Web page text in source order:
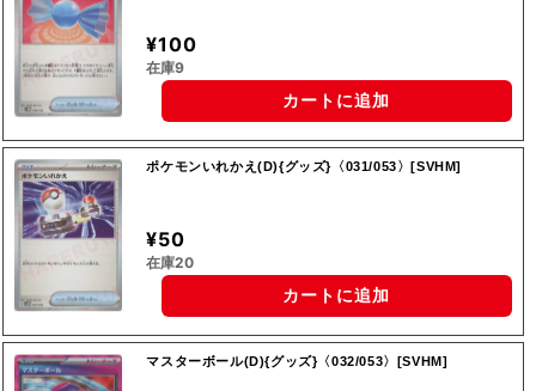
¥100
在庫9
カートに追加
ポケモンいれかえ(D){グッズ}〈031/053〉[SVHM]
¥50
在庫20
カートに追加
マスターボール(D){グッズ}〈032/053〉[SVHM]